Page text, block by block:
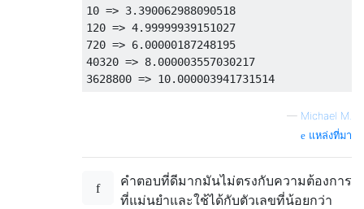
10 => 3.390062988090518
120 => 4.99999939151027
720 => 6.00000187248195
40320 => 8.000003557030217
— Michael M.
แหล่งที่มา
คำตอบที่ดีมากมันไม่ตรงกับความต้องการ
ที่แม่นยำและใช้ได้กับตัวเลขที่น้อยกว่า